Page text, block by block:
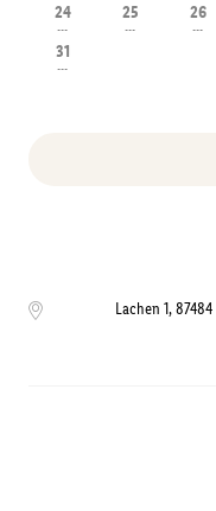
24
---
25
---
26
---
31
---
Lachen 1,87484